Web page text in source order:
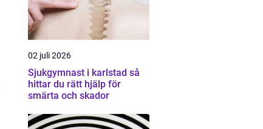
02 juli 2026
Sjukgymnast i karlstad så
hittar du rätt hjälp för
smärta och skador